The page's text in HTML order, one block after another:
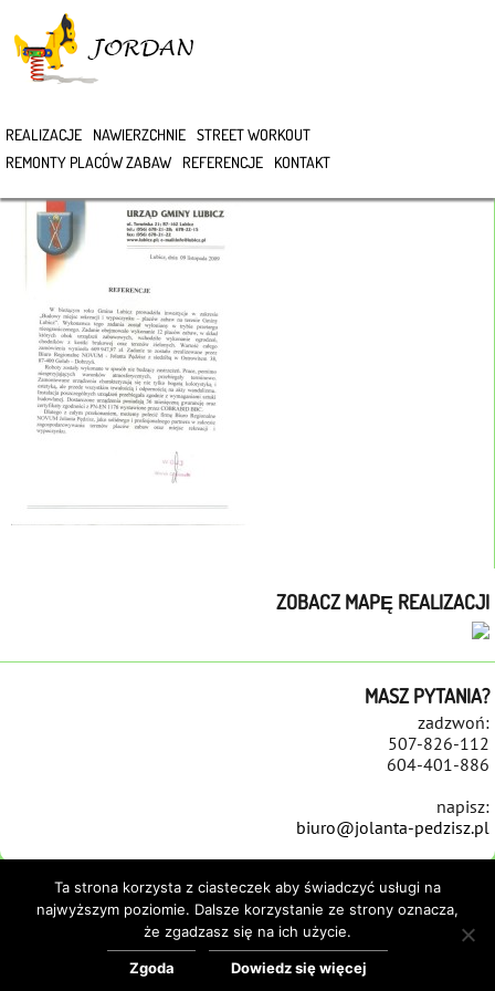
REALIZACJE NAWIERZCHNIE STREET WORKOUT
REMONTY PLACÓW ZABAW
REFERENCJE KONTAKT
REFERENCJE
ZOBACZ MAPĘ REALIZACJI
MASZ PYTANIA?
zadzwoń:
507-826-112
604-401-886
napisz:
biuro@jolanta-pedzisz.pl
REALIZACJE NAWIERZCHNIE
REMONTY PLACÓW ZABAW
KONTAKT POLITYKA COOKIES
Ta strona korzysta z ciasteczek aby świadczyć usługi na
najwyższym poziomie. Dalsze korzystanie ze strony oznacza,
że zgadzasz się na ich użycie.
Zgoda Dowiedz się więcej